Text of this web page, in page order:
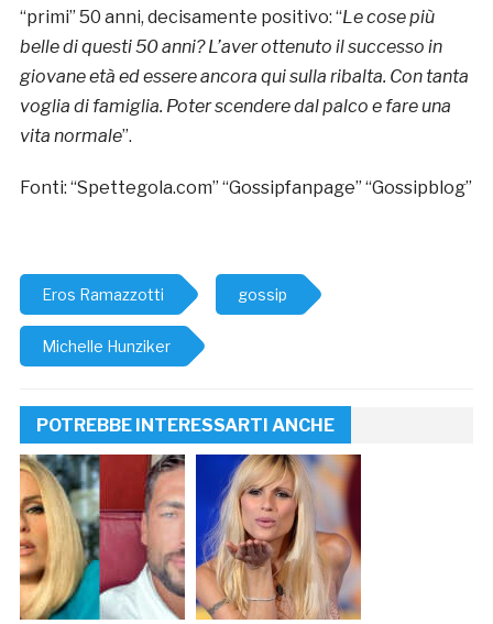
“primi” 50 anni, decisamente positivo: “Le cose più
belle di questi 50 anni? L’aver ottenuto il successo in
giovane età ed essere ancora qui sulla ribalta. Con tanta
voglia di famiglia. Poter scendere dal palco e fare una
vita normale”.
Fonti: “Spettegola.com” “Gossipfanpage” “Gossipblog”
Eros Ramazzotti gossip
Michelle Hunziker
POTREBBE INTERESSARTI ANCHE